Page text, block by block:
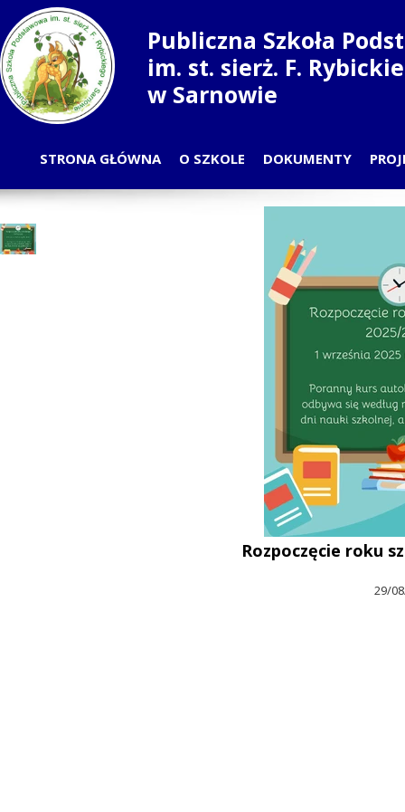
29/
Rozpoczęcie roku
STRONA GŁÓWNA O SZKOLE
PLAN LEKCJI
NAUCZYCIELE
RADA RODZICÓW
DOKUMENTY
Publiczna Szkoła
im. st. sierż. F.
w Sarnowie